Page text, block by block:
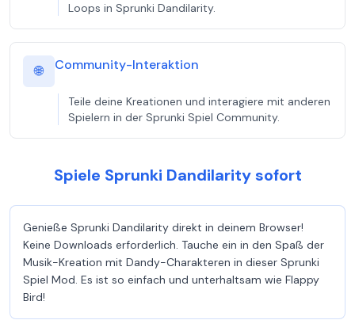
Loops in Sprunki Dandilarity.
🌐 Community-Interaktion
Teile deine Kreationen und interagiere mit anderen
Spielern in der Sprunki Spiel Community.
Spiele Sprunki Dandilarity sofort
Genieße Sprunki Dandilarity direkt in deinem Browser!
Keine Downloads erforderlich. Tauche ein in den Spaß der
Musik-Kreation mit Dandy-Charakteren in dieser Sprunki
Spiel Mod. Es ist so einfach und unterhaltsam wie Flappy
Bird!